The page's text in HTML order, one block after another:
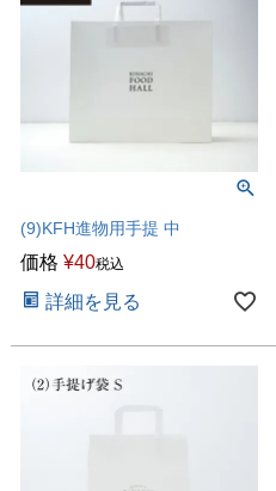
(9)KFH進物用手提 中
価格 ¥40税込
詳細を見る